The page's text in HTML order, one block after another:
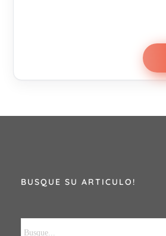
BUSQUE SU ARTICULO!